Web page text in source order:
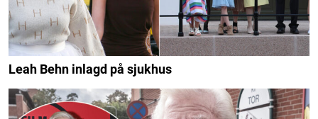
Leah Behn inlagd på sjukhus